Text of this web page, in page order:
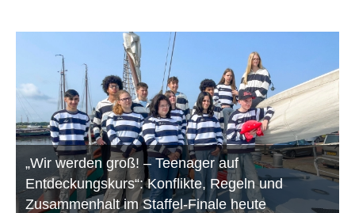
„Wir werden groß! – Teenager auf
Entdeckungskurs“: Konflikte, Regeln und
Zusammenhalt im Staffel-Finale heute